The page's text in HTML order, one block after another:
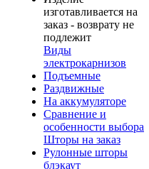
изготавливается на
заказ - возврату не
подлежит
Виды
электрокарнизов
Подъемные
Раздвижные
На аккумуляторе
Сравнение и
особенности выбора
Шторы на заказ
Рулонные шторы
блэкаут